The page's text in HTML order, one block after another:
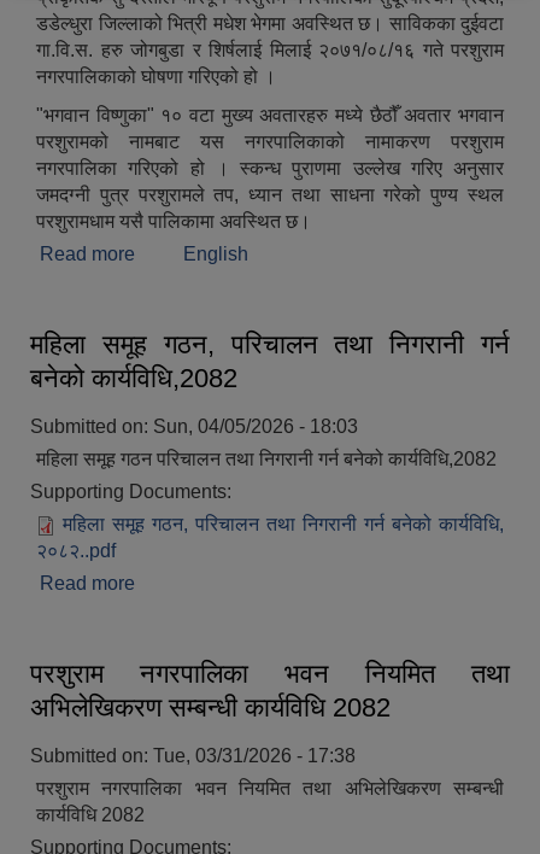
डडेल्धुरा जिल्लाको भित्री मधेश भेगमा अवस्थित छ। साविकका दुईवटा
गा.वि.स. हरु जोगबुडा र शिर्षलाई मिलाई २०७१/०८/१६ गते परशुराम
नगरपालिकाको घोषणा गरिएको हो ।
"भगवान विष्णुका" १० वटा मुख्य अवतारहरु मध्ये छैठौँ अवतार भगवान
परशुरामको नामबाट यस नगरपालिकाको नामाकरण परशुराम
नगरपालिका गरिएको हो । स्कन्ध पुराणमा उल्लेख गरिए अनुसार
जमदग्नी पुत्र परशुरामले तप, ध्यान तथा साधना गरेको पुण्य स्थल
परशुरामधाम यसै पालिकामा अवस्थित छ।
Read more about संक्षिप्त परिचय
English
महिला समूह गठन, परिचालन तथा निगरानी गर्न
बनेको कार्यविधि,2082
Submitted on: Sun, 04/05/2026 - 18:03
महिला समूह गठन परिचालन तथा निगरानी गर्न बनेको कार्यविधि,2082
Supporting Documents:
महिला समूह गठन, परिचालन तथा निगरानी गर्न बनेको कार्यविधि,
२०८२..pdf
Read more
परशुराम नगरपालिका भवन नियमित तथा
अभिलेखिकरण सम्बन्धी कार्यविधि 2082
Submitted on: Tue, 03/31/2026 - 17:38
परशुराम नगरपालिका भवन नियमित तथा अभिलेखिकरण सम्बन्धी
कार्यविधि 2082
Supporting Documents: